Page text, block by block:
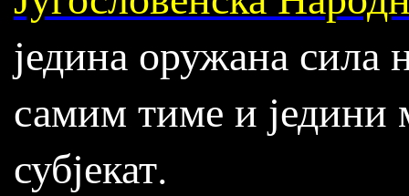
једина оружана сила
самим тиме и једини
субјекат.